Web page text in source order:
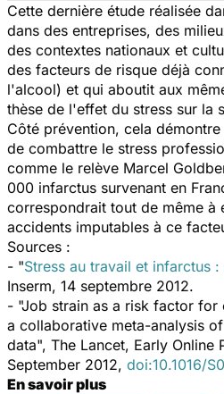
Cette dernière étude réalisée
dans des entreprises, des
des contextes nationaux et
des facteurs de risque déjà
l'alcool) et qui aboutit aux
thèse de l'effet du stress sur la
Côté prévention, cela
de combattre le stress
comme le relève Marcel
000 infarctus survenant en
correspondrait tout de même
accidents imputables à ce
Sources :
- "Stress au travail et infarctus
Inserm, 14 septembre 2012.
- "Job strain as a risk factor for
a collaborative meta-analysis
data", The Lancet, Early Online
September 2012, doi:10.1016/
En savoir plus